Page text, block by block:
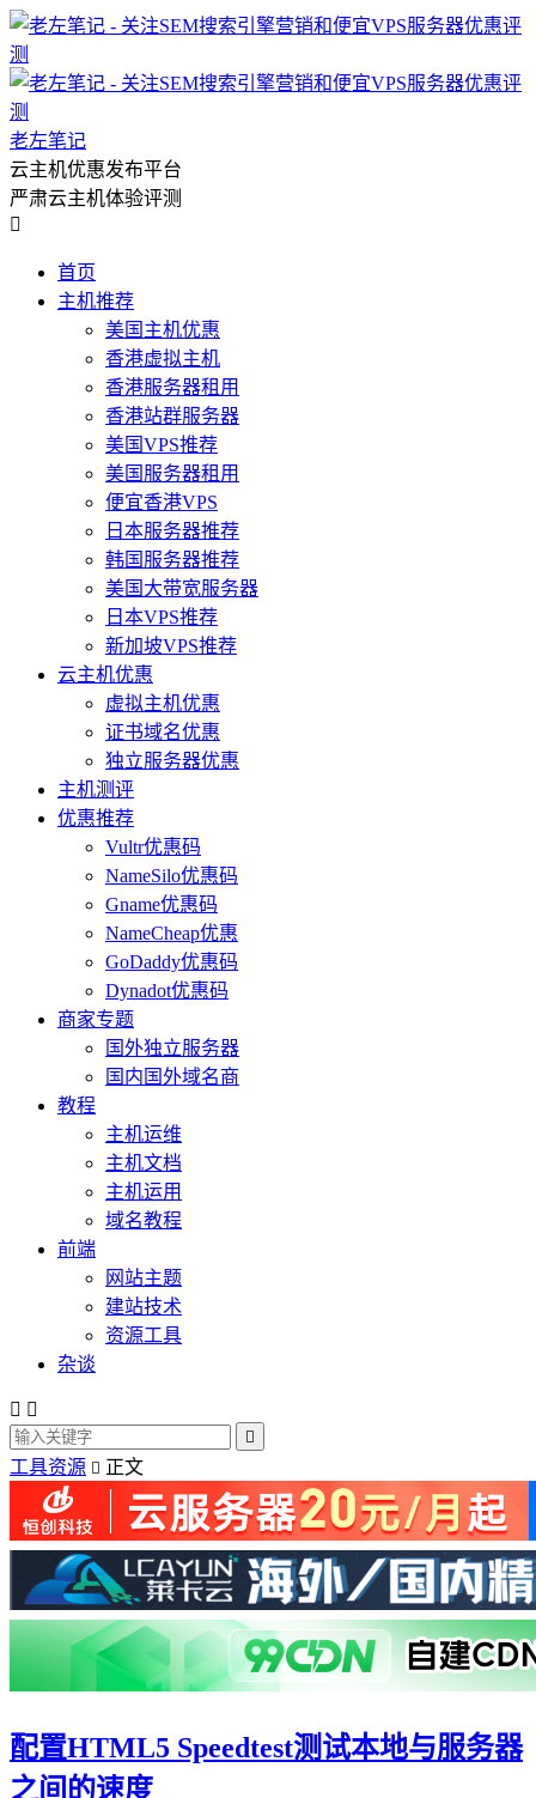
老左笔记
云主机优惠发布平台
严肃云主机体验评测

首页
主机推荐
美国主机优惠
香港虚拟主机
香港服务器租用
香港站群服务器
美国VPS推荐
美国服务器租用
便宜香港VPS
日本服务器推荐
韩国服务器推荐
美国大带宽服务器
日本VPS推荐
新加坡VPS推荐
云主机优惠
虚拟主机优惠
证书域名优惠
独立服务器优惠
主机测评
优惠推荐
Vultr优惠码
NameSilo优惠码
Gname优惠码
NameCheap优惠
GoDaddy优惠码
Dynadot优惠码
商家专题
国外独立服务器
国内国外域名商
教程
主机运维
主机文档
主机运用
域名教程
前端
网站主题
建站技术
资源工具
杂谈
 

工具资源  正文
配置HTML5 Speedtest测试本地与服务器
之间的速度